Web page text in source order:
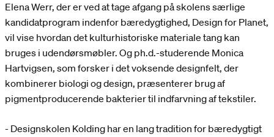
Elena Werr, der er ved at tage afgang på skolens særlige
kandidatprogram indenfor bæredygtighed, Design for Planet,
vil vise hvordan det kulturhistoriske materiale tang kan
bruges i udendørsmøbler. Og ph.d.-studerende Monica
Hartvigsen, som forsker i det voksende designfelt, der
kombinerer biologi og design, præsenterer brug af
pigmentproducerende bakterier til indfarvning af tekstiler.
- Designskolen Kolding har en lang tradition for bæredygtigt